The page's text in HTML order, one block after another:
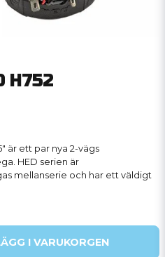
H752
är ett par nya 2-vägs
HED serien är
mellanserie och har ett väldigt
I VARUKORGEN